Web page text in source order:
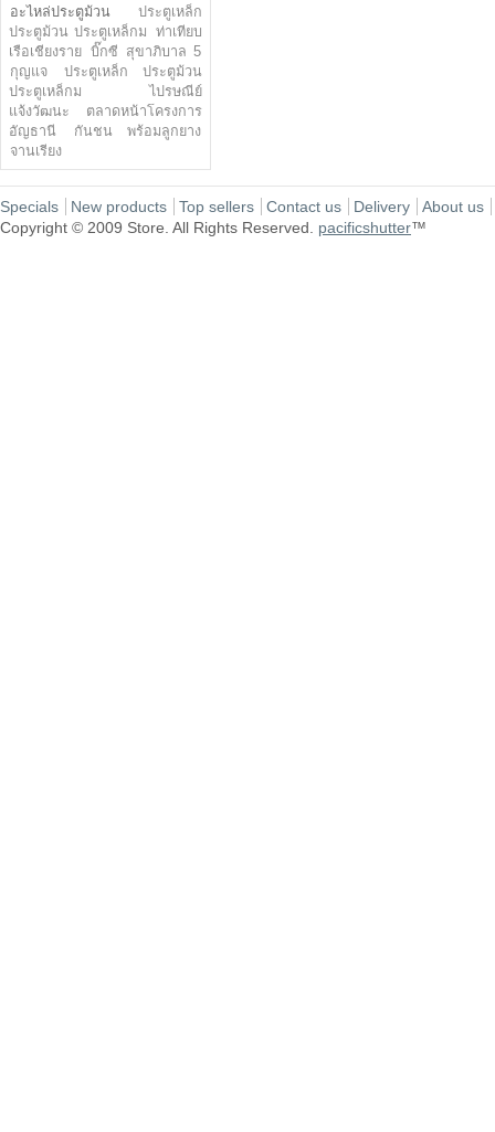
อะไหล่ประตูม้วน
ประตูเหล็ก
ประตูม้วน ประตูเหล็กม
ท่าเทียบ
เรือเชียงราย
บิ๊กซี สุขาภิบาล 5
กุญแจ
ประตูเหล็ก ประตูม้วน
ประตูเหล็กม
ไปรษณีย์
แจ้งวัฒนะ
ตลาดหน้าโครงการ
อัญธานี
กันชน พร้อมลูกยาง
จานเรียง
Specials New products Top sellers Contact us Delivery
About us
Copyright © 2009 Store. All Rights Reserved. pacificshutter™